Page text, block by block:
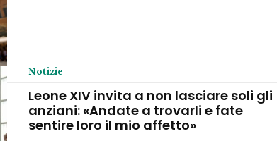
Notizie
Leone XIV invita a non lasciare soli gli
anziani: «Andate a trovarli e fate
sentire loro il mio affetto»